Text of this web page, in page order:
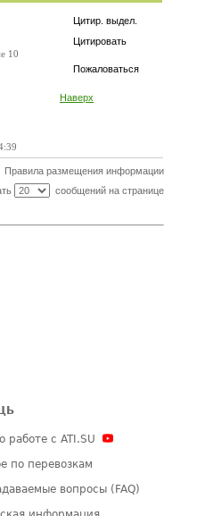
Цитир. выдел.
Цитировать
Пожаловаться
Наверх
10
Правила размещения информации
сообщений на странице
работе с ATI.SU
по перевозкам
вопросы (FAQ)